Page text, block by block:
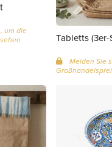
um die
Tabletts (3er-
Melden Sie